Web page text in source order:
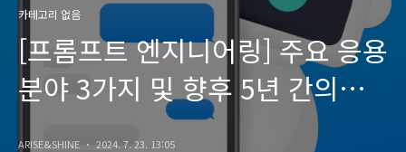
카테고리 없음
[프롬프트 엔지니어링] 주요 응용
분야 3가지 및 향후 5년 간의
전망 (2024년 기준)
ARISE&SHINE 2024. 7. 23. 13:05